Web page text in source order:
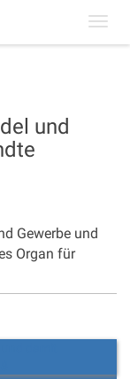
und
Gewerbe und
Organ für